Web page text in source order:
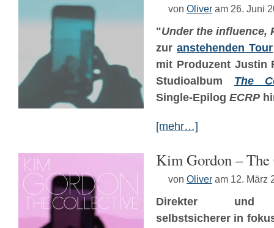
von Oliver am 26. Juni
"Under the influence,
zuranstehenden Tour
mit Produzent Justin
Studioalbum The
Single-Epilog ECRP
[mehr…]
Kim Gordon –
von Oliver am 12. März
Direkter und
selbstsicherer in